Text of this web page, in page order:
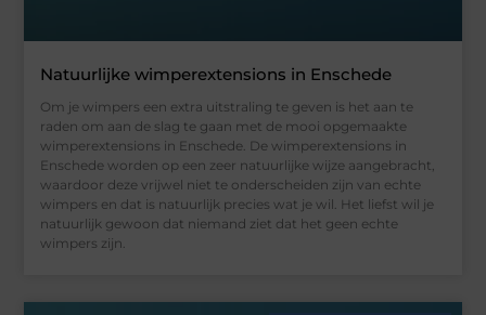
Natuurlijke wimperextensions in Enschede
Om je wimpers een extra uitstraling te geven is het aan te
raden om aan de slag te gaan met de mooi opgemaakte
wimperextensions in Enschede. De wimperextensions in
Enschede worden op een zeer natuurlijke wijze aangebracht,
waardoor deze vrijwel niet te onderscheiden zijn van echte
wimpers en dat is natuurlijk precies wat je wil. Het liefst wil je
natuurlijk gewoon dat niemand ziet dat het geen echte
wimpers zijn.